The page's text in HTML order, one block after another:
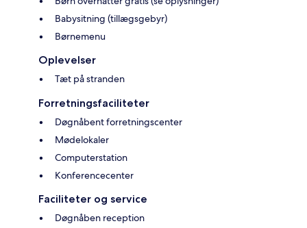
Babysitning (tillægsgebyr)
Børnemenu
Oplevelser
Tæt på stranden
Forretningsfaciliteter
Døgnåbent forretningscenter
Mødelokaler
Computerstation
Konferencecenter
Faciliteter og service
Døgnåben reception